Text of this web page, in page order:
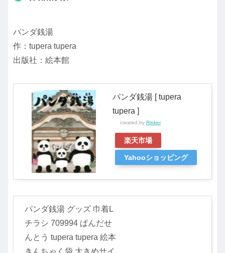
パンダ銭湯
作：tupera tupera
出版社：絵本館
パンダ銭湯 [ tupera
tupera ]
created by Rinker
楽天市場
Yahooショッピング
パンダ銭湯 グッズ 巾着L
チラシ 709994 ぱんだせ
んとう tupera tupera 絵本